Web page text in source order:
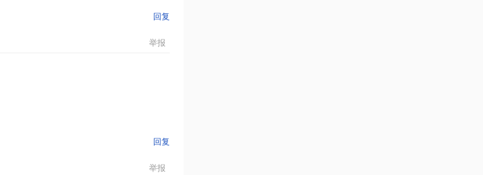
回复
举报
回复
举报